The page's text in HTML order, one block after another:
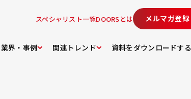
スペシャリスト一覧DOORSとは メルマガ登録
業界・事例 関連トレンド 資料をダウンロードする